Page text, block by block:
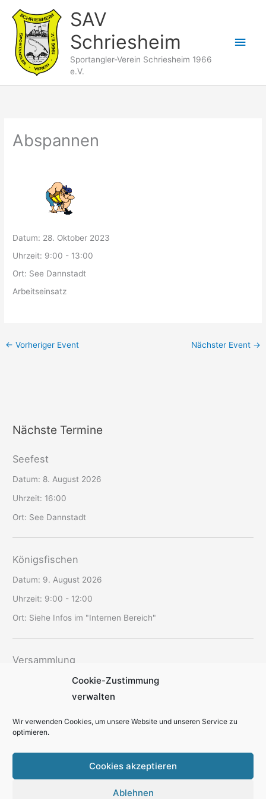
Cookie-Zustimmung
verwalten
Wir verwenden Cookies, um unsere Website und unseren Service zu
optimieren.
Cookies akzeptieren
Ablehnen
Inhalt
springen
SAV
Schriesheim
Sportangler-Verein Schriesheim 1966
e.V.
Abspannen
Datum: 28. Oktober 2023
Uhrzeit: 9:00 - 13:00
Ort: See Dannstadt
Arbeitseinsatz
← Vorheriger Event Nächster Event →
Nächste Termine
Seefest
Datum: 8. August 2026
Uhrzeit: 16:00
Ort: See Dannstadt
Königsfischen
Datum: 9. August 2026
Uhrzeit: 9:00 - 12:00
Ort: Siehe Infos im "Internen Bereich"
Versammlung
12. August 2026
19:30 - 22:00
Ort:SAV-Vereinsheim Schriesheim
Datenschutzerklärung